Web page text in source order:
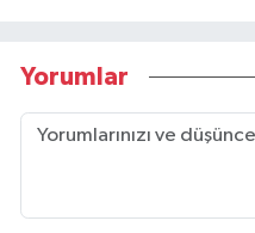
Yorumlar